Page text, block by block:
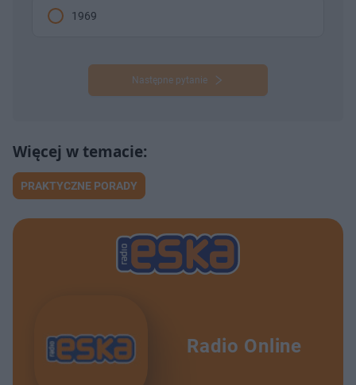
1969
Następne pytanie
PRAKTYCZNE PORADY
Radio Online